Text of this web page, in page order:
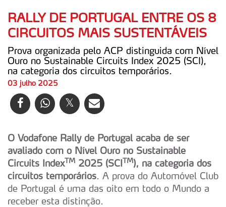
RALLY DE PORTUGAL ENTRE OS 8
CIRCUITOS MAIS SUSTENTÁVEIS
Prova organizada pelo ACP distinguida com Nível
Ouro no Sustainable Circuits Index 2025 (SCI),
na categoria dos circuitos temporários.
03 julho 2025
O Vodafone Rally de Portugal acaba de ser
avaliado com o Nível Ouro no Sustainable
Circuits IndexTM 2025 (SCITM), na categoria dos
circuitos temporários. A prova do Automóvel Club
de Portugal é uma das oito em todo o Mundo a
receber esta distinção.